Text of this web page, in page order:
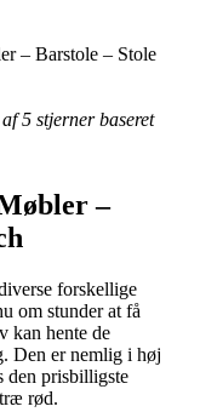
– Barstole – Stole
5 stjerner baseret
–
forskellige
om stunder at få
kan hente de
Den er nemlig i høj
den prisbilligste
rød.